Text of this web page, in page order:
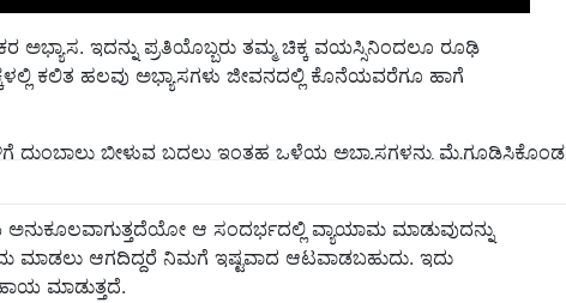
ಅಭ್ಯಾಸ. ಇದನ್ನು ಪ್ರತಿಯೊಬ್ಬರು ತಮ್ಮ ಚಿಕ್ಕ ವಯಸ್ಸಿನಿಂದಲೂ ರೂಢಿ
ಕಲಿತ ಹಲವು ಅಭ್ಯಾಸಗಳು ಜೀವನದಲ್ಲಿ ಕೊನೆಯವರೆಗೂ ಹಾಗೆ
ದುಂಬಾಲು ಬೀಳುವ ಬದಲು ಇಂತಹ ಒಳ್ಳೆಯ ಅಭ್ಯಾಸಗಳನ್ನು ಮೈಗೂಡಿಸಿಕೊಂಡರೆ
ಮಾಡಲು ಆಗದಿದ್ದರೆ ನಿಮಗೆ ಇಷ್ಟವಾದ ಆಟವಾಡಬಹುದು. ಇದು
ಮಾಡುತ್ತದೆ.